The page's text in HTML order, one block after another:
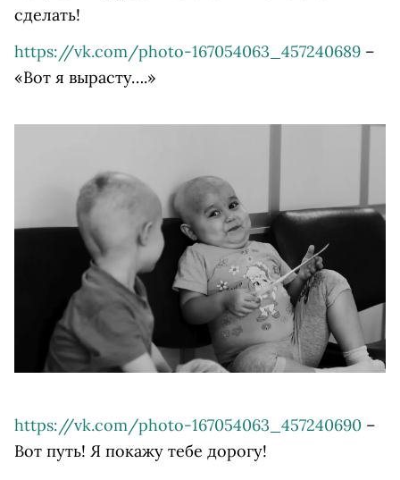
сделать!
https://vk.com/photo-167054063_457240689 –
«Вот я вырасту….»
https://vk.com/photo-167054063_457240690 –
Вот путь! Я покажу тебе дорогу!